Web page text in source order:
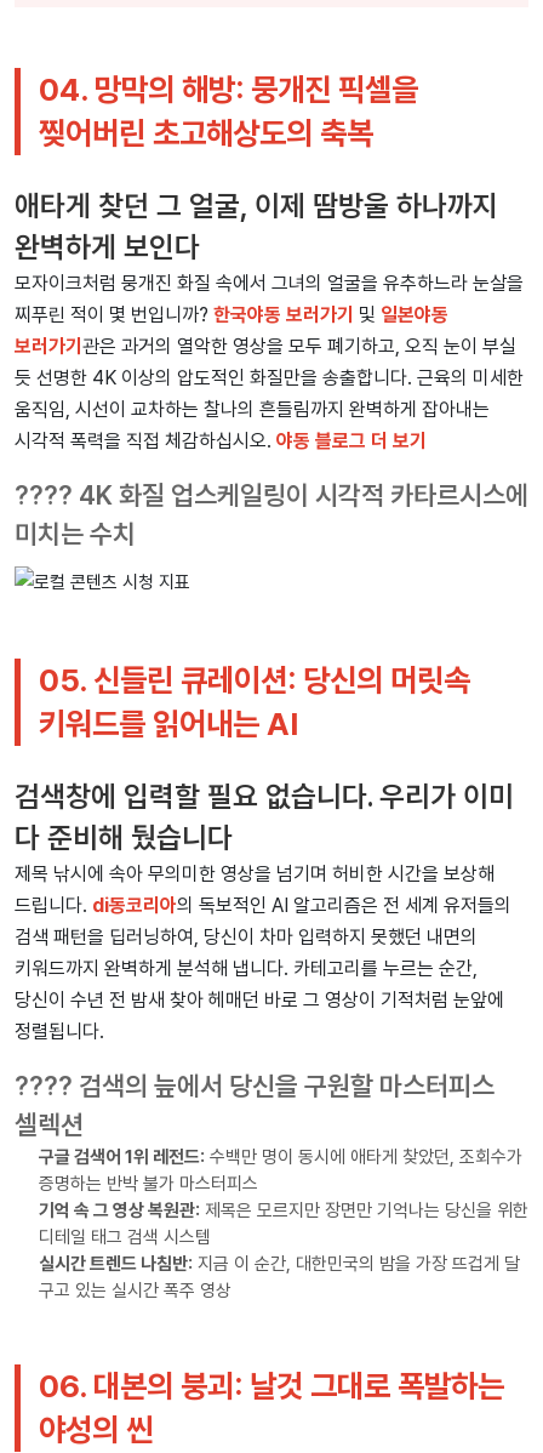
04. 망막의 해방: 뭉개진 픽셀을
찢어버린 초고해상도의 축복
애타게 찾던 그 얼굴, 이제 땀방울 하나까지
완벽하게 보인다
모자이크처럼 뭉개진 화질 속에서 그녀의 얼굴을 유추하느라 눈살을
찌푸린 적이 몇 번입니까? 한국야동 보러가기 및 일본야동
보러가기 관은 과거의 열악한 영상을 모두 폐기하고, 오직 눈이 부실
듯 선명한 4K 이상의 압도적인 화질만을 송출합니다. 근육의 미세한
움직임, 시선이 교차하는 찰나의 흔들림까지 완벽하게 잡아내는
시각적 폭력을 직접 체감하십시오. 야동 블로그 더 보기
???? 4K 화질 업스케일링이 시각적 카타르시스에
미치는 수치
05. 신들린 큐레이션: 당신의 머릿속
키워드를 읽어내는 AI
검색창에 입력할 필요 없습니다. 우리가 이미
다 준비해 뒀습니다
제목 낚시에 속아 무의미한 영상을 넘기며 허비한 시간을 보상해
드립니다. di동코리아의 독보적인 AI 알고리즘은 전 세계 유저들의
검색 패턴을 딥러닝하여, 당신이 차마 입력하지 못했던 내면의
키워드까지 완벽하게 분석해 냅니다. 카테고리를 누르는 순간,
당신이 수년 전 밤새 찾아 헤매던 바로 그 영상이 기적처럼 눈앞에
정렬됩니다.
???? 검색의 늪에서 당신을 구원할 마스터피스
셀렉션
구글 검색어 1위 레전드: 수백만 명이 동시에 애타게 찾았던, 조회수가
증명하는 반박 불가 마스터피스
기억 속 그 영상 복원관: 제목은 모르지만 장면만 기억나는 당신을 위한
디테일 태그 검색 시스템
실시간 트렌드 나침반: 지금 이 순간, 대한민국의 밤을 가장 뜨겁게 달
구고 있는 실시간 폭주 영상
06. 대본의 붕괴: 날것 그대로 폭발하는
야성의 씬